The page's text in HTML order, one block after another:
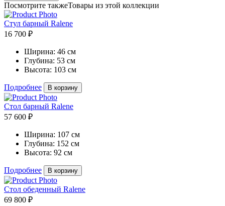
Посмотрите такжеТовары из этой коллекции
Стул барный Ralene
16 700 ₽
Ширина: 46 см
Глубина: 53 см
Высота: 103 см
Подробнее В корзину
Стол барный Ralene
57 600 ₽
Ширина: 107 см
Глубина: 152 см
Высота: 92 см
Подробнее В корзину
Стол обеденный Ralene
69 800 ₽